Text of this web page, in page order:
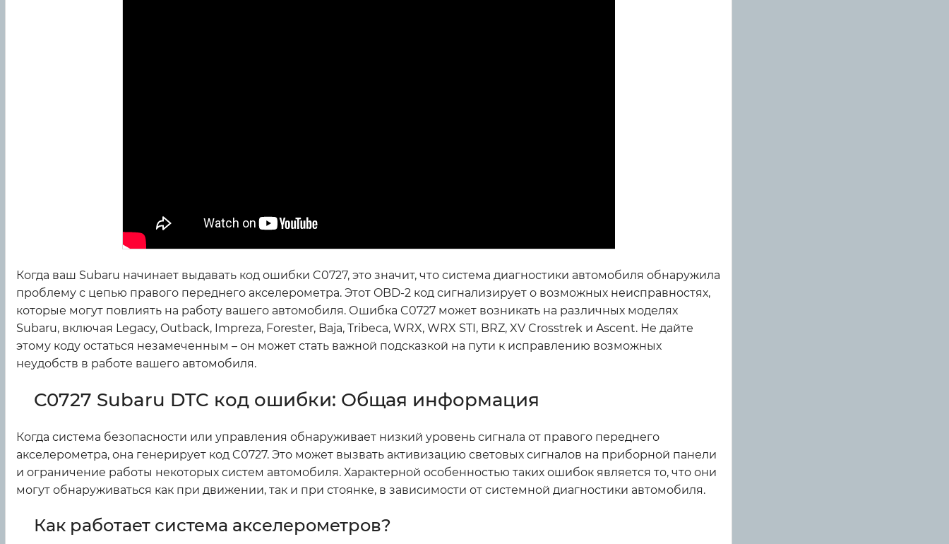
Когда ваш Subaru начинает выдавать код ошибки C0727, это значит, что система диагностики автомобиля обнаружила
проблему с цепью правого переднего акселерометра. Этот OBD-2 код сигнализирует о возможных неисправностях,
которые могут повлиять на работу вашего автомобиля. Ошибка C0727 может возникать на различных моделях
Subaru, включая Legacy, Outback, Impreza, Forester, Baja, Tribeca, WRX, WRX STI, BRZ, XV Crosstrek и Ascent. Не дайте
этому коду остаться незамеченным – он может стать важной подсказкой на пути к исправлению возможных
неудобств в работе вашего автомобиля.
C0727 Subaru DTC код ошибки: Общая информация
Когда система безопасности или управления обнаруживает низкий уровень сигнала от правого переднего
акселерометра, она генерирует код C0727. Это может вызвать активизацию световых сигналов на приборной панели
и ограничение работы некоторых систем автомобиля. Характерной особенностью таких ошибок является то, что они
могут обнаруживаться как при движении, так и при стоянке, в зависимости от системной диагностики автомобиля.
Как работает система акселерометров?